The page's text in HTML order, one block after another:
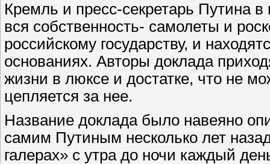
Кремль и пресс-секретарь Путина
вся собственность- самолеты и
российскому государству, и
основаниях. Авторы доклада
жизни в люксе и достатке, что не
цепляется за нее.
Название доклада было навеяно
самим Путиным несколько лет
галерах» с утра до ночи каждый